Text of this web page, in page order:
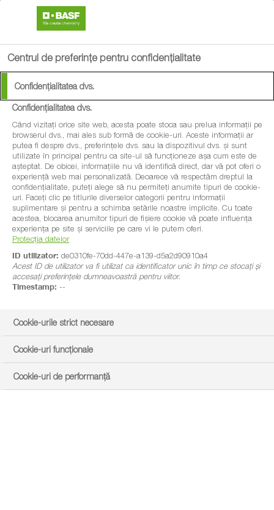
Centrul de preferințe pentru confidențialitate
Confidențialitatea dvs.
Confidențialitatea dvs.
Când vizitați orice site web, acesta poate stoca sau prelua informații pe
browserul dvs., mai ales sub formă de cookie-uri. Aceste informații ar
putea fi despre dvs., preferințele dvs. sau la dispozitivul dvs. și sunt
utilizate în principal pentru ca site-ul să funcționeze așa cum este de
așteptat. De obicei, informațiile nu vă identifică direct, dar vă pot oferi o
experiență web mai personalizată. Deoarece vă respectăm dreptul la
confidențialitate, puteți alege să nu permiteți anumite tipuri de cookie-
uri. Faceți clic pe titlurile diverselor categorii pentru informații
suplimentare și pentru a schimba setările noastre implicite. Cu toate
acestea, blocarea anumitor tipuri de fișiere cookie vă poate influența
experiența pe site și serviciile pe care vi le putem oferi.
Protecția datelor
ID utilizator: de0310fe-70dd-447e-a139-d5a2d90910a4
Acest ID de utilizator va fi utilizat ca identificator unic în timp ce stocați și
accesați preferințele dumneavoastră pentru viitor.
Timestamp: --
Cookie-urile strict necesare
Cookie-uri funcționale
Cookie-uri de performanță